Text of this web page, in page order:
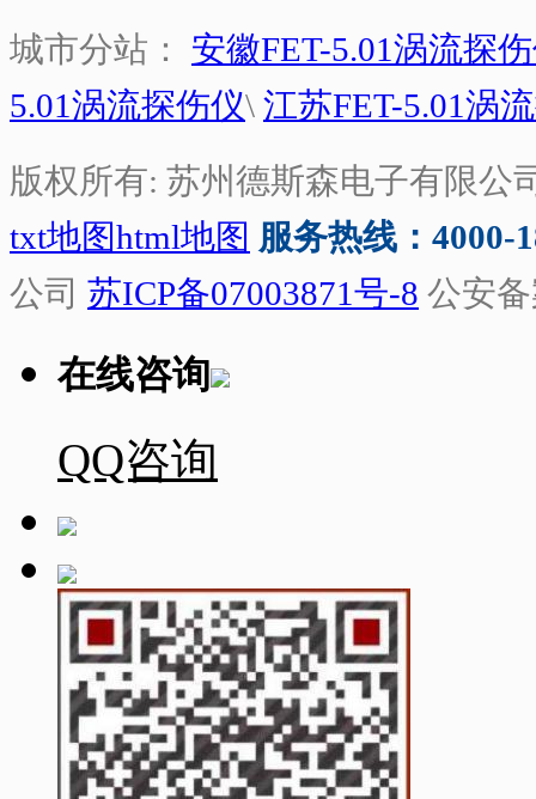
城市分站： 安徽FET-5.01涡流探
5.01涡流探伤仪\ 江苏FET-5.01涡
版权所有: 苏州德斯森电子有限公
txt地图html地图 服务热线：4000-
公司 苏ICP备07003871号-8 公安
在线咨询
QQ咨询